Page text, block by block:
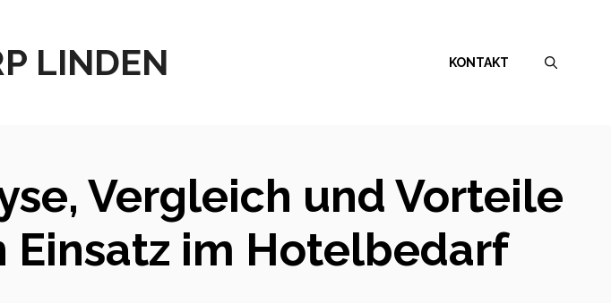
LINDEN KONTAKT
Vergleich und Vorteile
im Hotelbedarf